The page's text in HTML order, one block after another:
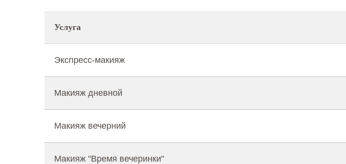
Услуга
Экспресс-макияж
Макияж дневной
Макияж вечерний
Макияж "Время вечеринки"